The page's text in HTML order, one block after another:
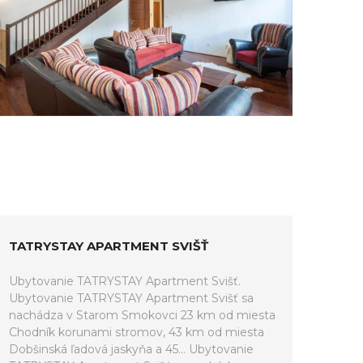
TATRYSTAY APARTMENT SVIŠŤ
Ubytovanie TATRYSTAY Apartment Svišť.
Ubytovanie TATRYSTAY Apartment Svišť sa
nachádza v Starom Smokovci 23 km od miesta
Chodník korunami stromov, 43 km od miesta
Dobšinská ľadová jaskyňa a 45... Ubytovanie